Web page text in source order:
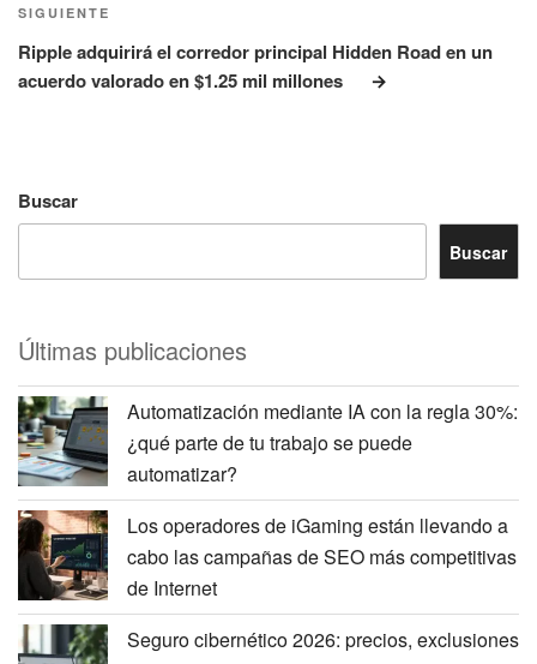
Siguiente
entrada
SIGUIENTE
Ripple adquirirá el corredor principal Hidden Road en un
acuerdo valorado en $1.25 mil millones
Buscar
Buscar
Últimas publicaciones
Automatización mediante IA con la regla 30%:
¿qué parte de tu trabajo se puede
automatizar?
Los operadores de iGaming están llevando a
cabo las campañas de SEO más competitivas
de Internet
Seguro cibernético 2026: precios, exclusiones